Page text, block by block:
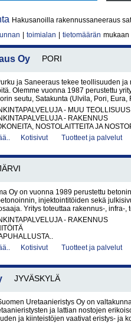
Hakusanoilla rakennussaneeraus
toimialan tietomäärän mukaan
Oy PORI
ja Saneeraus tekee teollisuuden
Olemme vuonna 1987 perustettu
seutu, Satakunta (Ulvila, Pori, Eura,
- MUU TEOLLISUUS
- RAKENNUS
NOSTOLAITTEITA JA
Kotisivut Tuotteet ja palvelut
Oy on vuonna 1989 perustettu
injektointitöiden sekä
Yritys toteuttaa rakennus-, infra-,
- RAKENNUS
Kotisivut Tuotteet ja palvelut
JYVÄSKYLÄ
Uretaanieristys Oy on
ja lattian nostojen
ja kiinteistöjen vaativat eristys- ja